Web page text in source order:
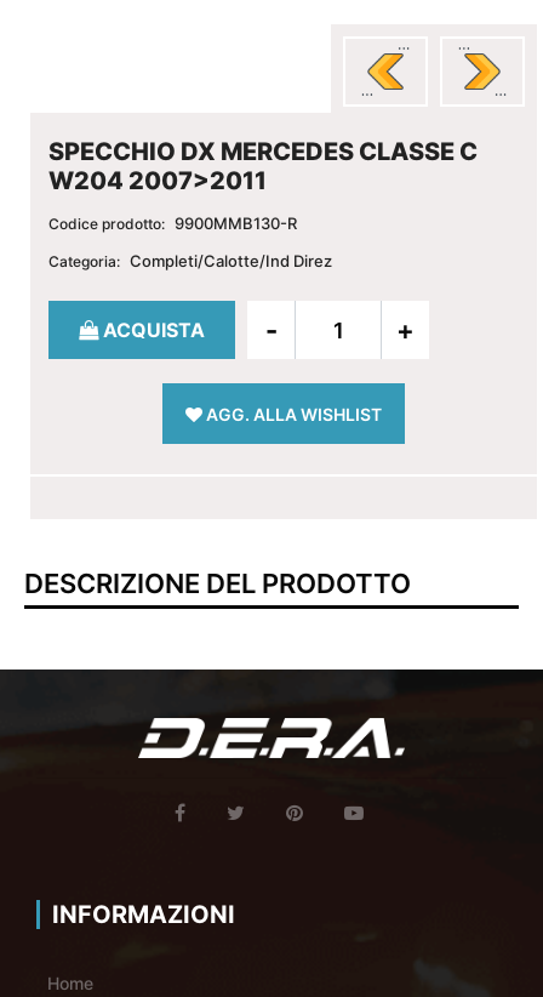
SPECCHIO DX MERCEDES CLASSE C
W204 2007>2011
Codice prodotto: 9900MMB130-R
Categoria: Completi/Calotte/Ind Direz
Quantità
ACQUISTA
AGG. ALLA WISHLIST
DESCRIZIONE DEL PRODOTTO
INFORMAZIONI
Home